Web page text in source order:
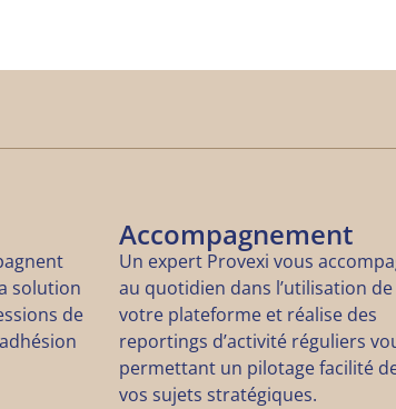
solution
de
Accompagnement
Un expert Provexi vous
au quotidien dans l’utilisation de
votre plateforme et réalise des
reportings d’activité réguliers
permettant un pilotage facilité
vos sujets stratégiques.